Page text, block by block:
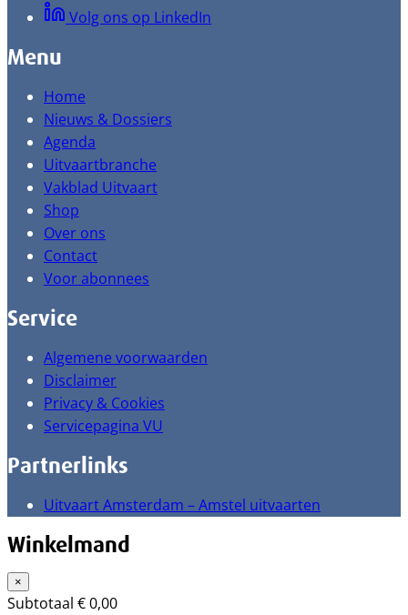
Volg ons op LinkedIn
Menu
Home
Nieuws & Dossiers
Agenda
Uitvaartbranche
Vakblad Uitvaart
Shop
Over ons
Contact
Voor abonnees
Service
Algemene voorwaarden
Disclaimer
Privacy & Cookies
Servicepagina VU
Partnerlinks
Uitvaart Amsterdam – Amstel uitvaarten
Winkelmand
×
Subtotaal €0,00